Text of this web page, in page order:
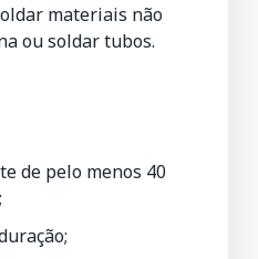
materiais não
ou soldar tubos.
de pelo menos 40